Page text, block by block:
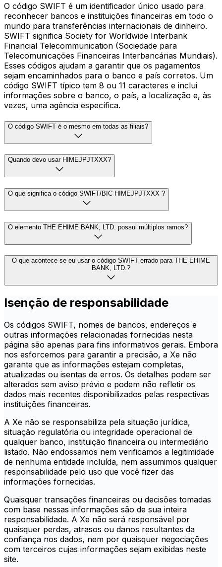
O código SWIFT é um identificador único usado para
reconhecer bancos e instituições financeiras em todo o
mundo para transferências internacionais de dinheiro.
SWIFT significa Society for Worldwide Interbank
Financial Telecommunication (Sociedade para
Telecomunicações Financeiras Interbancárias Mundiais).
Esses códigos ajudam a garantir que os pagamentos
sejam encaminhados para o banco e país corretos. Um
código SWIFT típico tem 8 ou 11 caracteres e inclui
informações sobre o banco, o país, a localização e, às
vezes, uma agência específica.
O código SWIFT é o mesmo em todas as filiais?
Quando devo usar HIMEJPJTXXX?
O que significa o código SWIFT/BIC HIMEJPJTXXX ?
O elemento THE EHIME BANK, LTD. possui múltiplos ramos?
O que acontece se eu usar o código SWIFT errado para THE EHIME
BANK, LTD.?
Isenção de responsabilidade
Os códigos SWIFT, nomes de bancos, endereços e
outras informações relacionadas fornecidas nesta
página são apenas para fins informativos gerais. Embora
nos esforcemos para garantir a precisão, a Xe não
garante que as informações estejam completas,
atualizadas ou isentas de erros. Os detalhes podem ser
alterados sem aviso prévio e podem não refletir os
dados mais recentes disponibilizados pelas respectivas
instituições financeiras.
A Xe não se responsabiliza pela situação jurídica,
situação regulatória ou integridade operacional de
qualquer banco, instituição financeira ou intermediário
listado. Não endossamos nem verificamos a legitimidade
de nenhuma entidade incluída, nem assumimos qualquer
responsabilidade pelo uso que você fizer das
informações fornecidas.
Quaisquer transações financeiras ou decisões tomadas
com base nessas informações são de sua inteira
responsabilidade. A Xe não será responsável por
quaisquer perdas, atrasos ou danos resultantes da
confiança nos dados, nem por quaisquer negociações
com terceiros cujas informações sejam exibidas neste
site.